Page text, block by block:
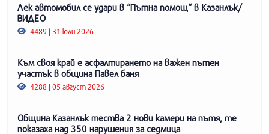
Лек автомобил се удари в “Пътна помощ“ в Казанлък/
ВИДЕО
4489 | 31 юли 2026
Към своя край е асфалтирането на важен пътен
участък в община Павел баня
4288 | 05 август 2026
Община Казанлък тества 2 нови камери на пътя, те
показаха над 350 нарушения за седмица